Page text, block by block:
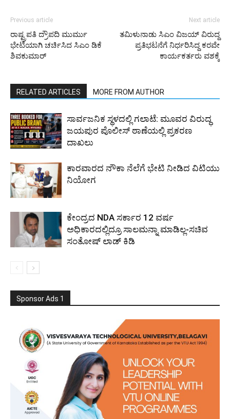
Previous article
ರಾಷ್ಟ್ರಪತಿ ದ್ರೌಪದಿ ಮುರ್ಮು
ಭೇಟಿಯಾಗಿ ಚರ್ಚಿಸಿದ ಸಿಎಂ ಡಿಕೆ
ಶಿವಕುಮಾರ್
Next article
ತಮಿಳುನಾಡು ಸಿಎಂ ವಿಜಯ್ ವಿರುದ್ದ
ಪ್ರತಿಭಟನೆಗೆ ನಿರ್ಧರಿಸಿದ್ದ ಕರವೇ
ಕಾರ್ಯಕರ್ತರು ವಶಕ್ಕೆ
RELATED ARTICLES MORE FROM AUTHOR
ಸಾರ್ವಜನಿಕ ಸ್ಥಳದಲ್ಲಿ ಗಲಾಟೆ: ಮೂವರ ವಿರುದ್ಧ
ಜಯಪುರ ಪೊಲೀಸ್ ಠಾಣೆಯಲ್ಲಿ ಪ್ರಕರಣ
ದಾಖಲು
ಕಾರವಾರದ ನೌಕಾ ನೆಲೆಗೆ ಭೇಟಿ ನೀಡಿದ ವಿಟಿಯು
ನಿಯೋಗ
ಕೇಂದ್ರದ NDA ಸರ್ಕಾರ 12 ವರ್ಷ
ಅಧಿಕಾರದಲ್ಲಿದ್ರೂ ಸಾಲಮನ್ನಾ ಮಾಡಿಲ್ಲ-ಸಚಿವ
ಸಂತೋಷ್ ಲಾಡ್ ಕಿಡಿ
Sponsor Ads 1